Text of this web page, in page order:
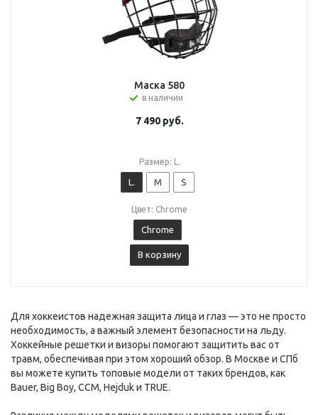
Маска 580
в наличии
7 490руб.
Размер: L.
L. M S
Цвет: Chrome
Chrome
В корзину
Для хоккеистов надежная защита лица и глаз — это не просто
необходимость, а важный элемент безопасности на льду.
Хоккейные решетки и визоры помогают защитить вас от
травм, обеспечивая при этом хороший обзор. В Москве и СПб
вы можете купить топовые модели от таких брендов, как
Bauer, Big Boy, CCM, Hejduk и TRUE.